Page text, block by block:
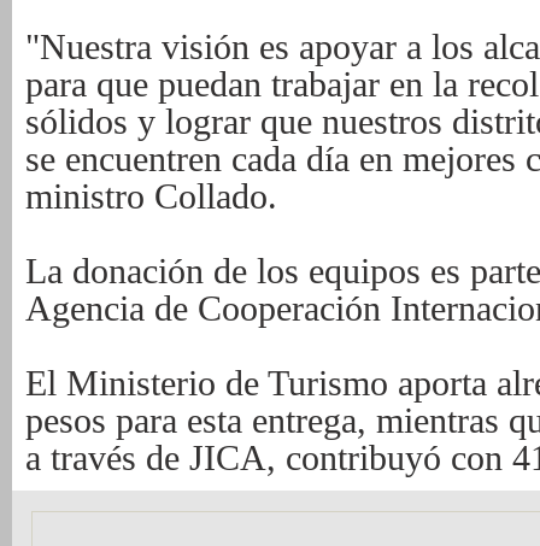
"Nuestra visión es apoyar a los
para que puedan trabajar en la
sólidos y lograr que nuestros
se encuentren cada día en
ministro Collado.
La donación de los equipos es
Agencia de Cooperación
El Ministerio de Turismo aporta
pesos para esta entrega, mientras
a través de JICA, contribuyó con